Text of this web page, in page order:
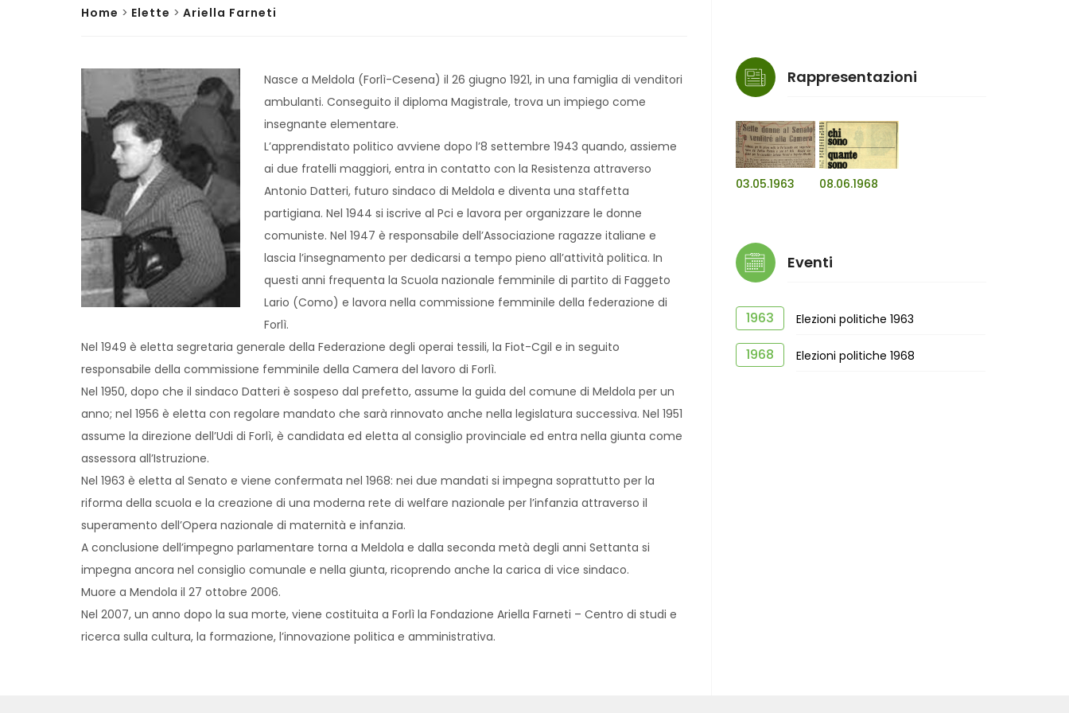
Home > Elette > Ariella Farneti
Nasce a Meldola (Forlì-Cesena) il 26 giugno 1921, in una famiglia di venditori
ambulanti. Conseguito il diploma Magistrale, trova un impiego come
insegnante elementare.
L’apprendistato politico avviene dopo l’8 settembre 1943 quando, assieme
ai due fratelli maggiori, entra in contatto con la Resistenza attraverso
Antonio Datteri, futuro sindaco di Meldola e diventa una staffetta
partigiana. Nel 1944 si iscrive al Pci e lavora per organizzare le donne
comuniste. Nel 1947 è responsabile dell’Associazione ragazze italiane e
lascia l’insegnamento per dedicarsi a tempo pieno all’attività politica. In
questi anni frequenta la Scuola nazionale femminile di partito di Faggeto
Lario (Como) e lavora nella commissione femminile della federazione di
Forlì.
Nel 1949 è eletta segretaria generale della Federazione degli operai tessili, la Fiot-Cgil e in seguito
responsabile della commissione femminile della Camera del lavoro di Forlì.
Nel 1950, dopo che il sindaco Datteri è sospeso dal prefetto, assume la guida del comune di Meldola per un
anno; nel 1956 è eletta con regolare mandato che sarà rinnovato anche nella legislatura successiva. Nel 1951
assume la direzione dell’Udi di Forlì, è candidata ed eletta al consiglio provinciale ed entra nella giunta come
assessora all’Istruzione.
Nel 1963 è eletta al Senato e viene confermata nel 1968: nei due mandati si impegna soprattutto per la
riforma della scuola e la creazione di una moderna rete di welfare nazionale per l’infanzia attraverso il
superamento dell’Opera nazionale di maternità e infanzia.
A conclusione dell’impegno parlamentare torna a Meldola e dalla seconda metà degli anni Settanta si
impegna ancora nel consiglio comunale e nella giunta, ricoprendo anche la carica di vice sindaco.
Muore a Mendola il 27 ottobre 2006.
Nel 2007, un anno dopo la sua morte, viene costituita a Forlì la Fondazione Ariella Farneti – Centro di studi e
ricerca sulla cultura, la formazione, l’innovazione politica e amministrativa.
Rappresentazioni
03.05.1963 08.06.1968
Eventi
1963 Elezioni politiche 1963
1968 Elezioni politiche 1968